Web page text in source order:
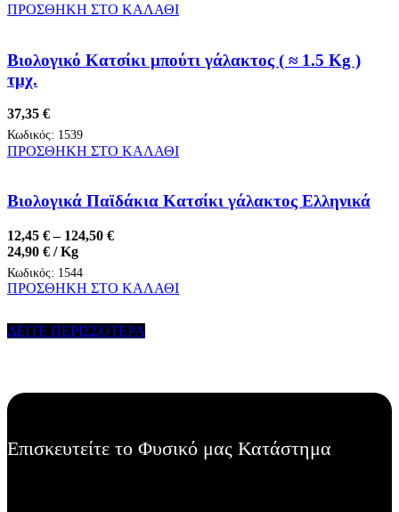
ΠΡΟΣΘΗΚΗ ΣΤΟ ΚΑΛΑΘΙ
Βιολογικό Κατσίκι μπούτι γάλακτος ( ≈ 1.5 Kg )
τμχ.
37,35 €
Κωδικός: 1539
ΠΡΟΣΘΗΚΗ ΣΤΟ ΚΑΛΑΘΙ
Βιολογικά Παϊδάκια Κατσίκι γάλακτος Ελληνικά
12,45 € – 124,50 €Price
through
124,50 €
24,90 € / Kg
Κωδικός: 1544
ΠΡΟΣΘΗΚΗ ΣΤΟ ΚΑΛΑΘΙΑυτό
επιλεγούν
ΔΕΙΤΕ ΠΕΡΙΣΣΟΤΕΡΑ
Επισκευτείτε το Φυσικό μας Κατάστημα